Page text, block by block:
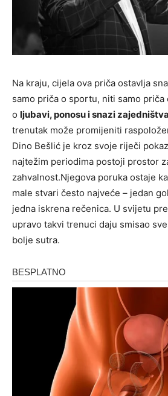
Na kraju, cijela ova priča ostavlja
samo priča o sportu, niti samo
o ljubavi, ponosu i snazi zajedništva
trenutak može promijeniti
Dino Bešlić je kroz svoje riječi
najtežim periodima postoji prostor
zahvalnost.Njegova poruka ostaje
male stvari često najveće – jedan
jedna iskrena rečenica. U svijetu
upravo takvi trenuci daju smisao
bolje sutra.